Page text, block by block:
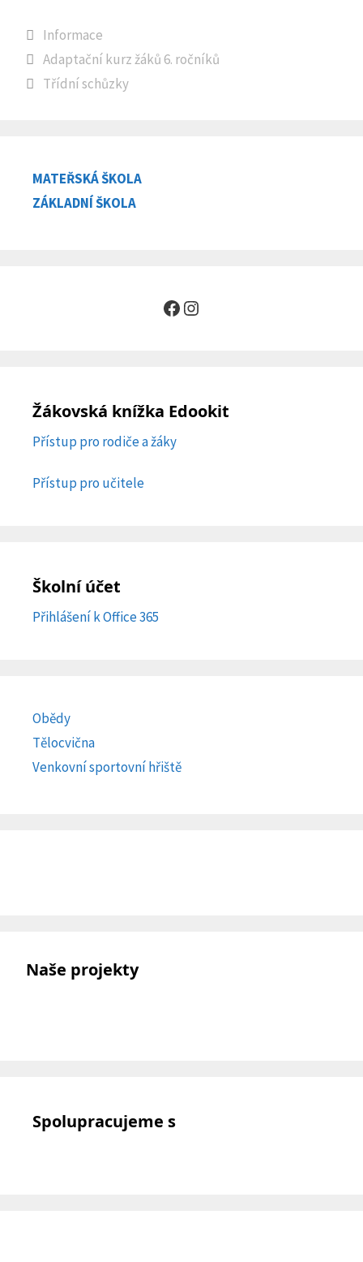
Rubriky
Informace
Adaptační kurz žáků 6. ročníků
Třídní schůzky
MATEŘSKÁ ŠKOLA
ZÁKLADNÍ ŠKOLA
Facebook
Instagram
Žákovská knížka Edookit
Přístup pro rodiče a žáky
Přístup pro učitele
Školní účet
Přihlášení k Office 365
Obědy
Tělocvična
Venkovní sportovní hřiště
Naše projekty
Spolupracujeme s